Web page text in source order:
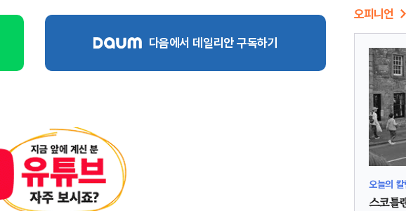
다음에서 데일리안 구독하기
오피니언
오늘의 칼
스코틀